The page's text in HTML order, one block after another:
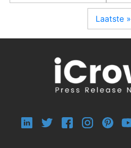
Laatste »